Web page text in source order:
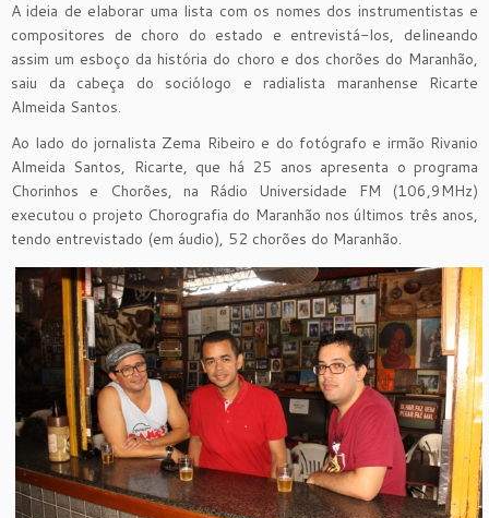
A ideia de elaborar uma lista com os nomes dos instrumentistas e
compositores de choro do estado e entrevistá-los, delineando
assim um esboço da história do choro e dos chorões do Maranhão,
saiu da cabeça do sociólogo e radialista maranhense Ricarte
Almeida Santos.
Ao lado do jornalista Zema Ribeiro e do fotógrafo e irmão Rivanio
Almeida Santos, Ricarte, que há 25 anos apresenta o programa
Chorinhos e Chorões, na Rádio Universidade FM (106,9MHz)
executou o projeto Chorografia do Maranhão nos últimos três anos,
tendo entrevistado (em áudio), 52 chorões do Maranhão.